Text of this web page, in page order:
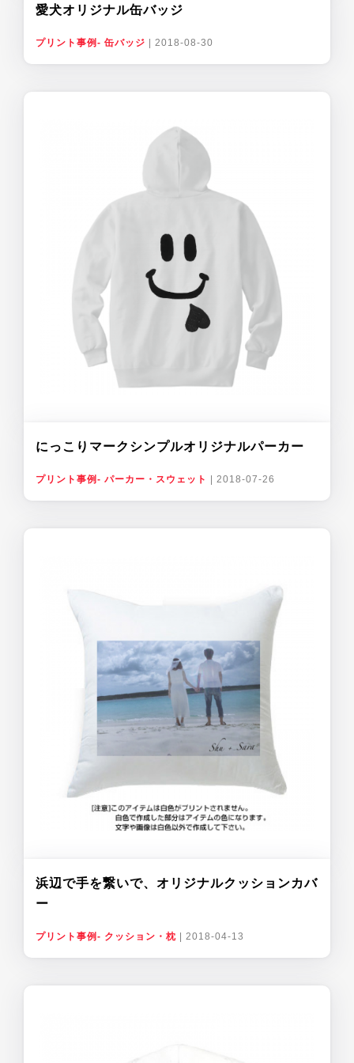
愛犬オリジナル缶バッジ
プリント事例- 缶バッジ 2018-08-30
にっこりマークシンプルオリジナルパーカー
プリント事例- パーカー・スウェット 2018-07-26
浜辺で手を繋いで、オリジナルクッションカバ
ー
プリント事例- クッション・枕 2018-04-13